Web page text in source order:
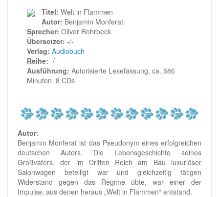
Titel: Welt in Flammen
Autor: Benjamin Monferat
Sprecher: Oliver Rohrbeck
Übersetzer: -/-
Verlag: Audiobuch
Reihe: -/-
Ausführung: Autorisierte Lesefassung, ca. 586
Minuten, 8 CDs
Autor:
Benjamin Monferat ist das Pseudonym eines erfolgreichen
deutschen Autors. Die Lebensgeschichte seines
Großvaters, der im Dritten Reich am Bau luxuriöser
Salonwagen beteiligt war und gleichzeitig tätigen
Widerstand gegen das Regime übte, war einer der
Impulse, aus denen heraus „Welt in Flammen“ entstand.